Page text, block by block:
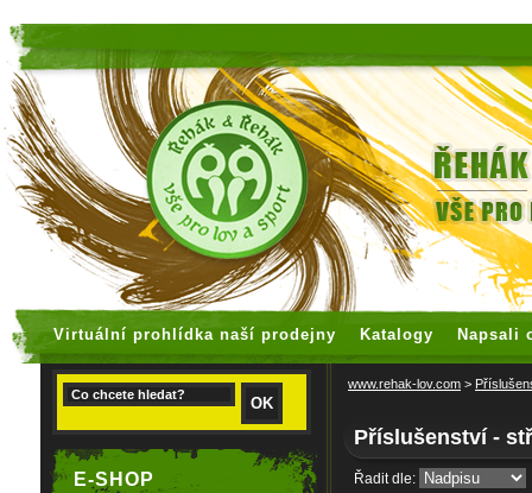
Virtuální prohlídka naší prodejny Katalogy Napsali
E-SHOP
www.rehak-lov.com >
Příslušenství -
Řadit dle: